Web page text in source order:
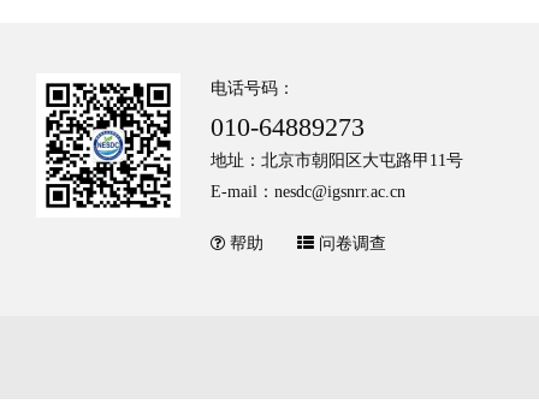
电话号码：
010-64889273
地址：北京市朝阳区大屯路甲11号
E-mail：nesdc@igsnrr.ac.cn
帮助 问卷调查